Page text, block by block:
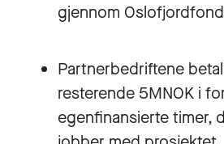
gjennom
Partnerbedriftene
resterende 5MNOK i
egenfinansierte timer,